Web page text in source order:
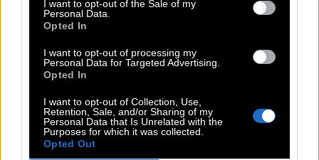
I want to opt-out of the Sale of my
Personal Data.
Opted In
I want to opt-out of processing my
Personal Data for Targeted Advertising.
Opted In
I want to opt-out of Collection, Use,
Retention, Sale, and/or Sharing of my
Personal Data that Is Unrelated with the
Purposes for which it was collected.
Opted Out
R N I
E
Ehemaliger Stadtstaat in der Toskana
E N
A
E
R
Geordnet stehen Soldaten in __ und Glied